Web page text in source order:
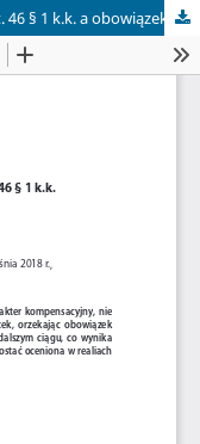
Kompensacyjny charakter instytucji z art. 46 § 1 k.k. a obowiązek sądu zasądzenia odsetek od dnia wyrządzenia szkody